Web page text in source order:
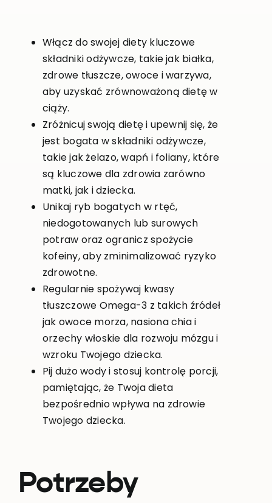
Włącz do swojej diety kluczowe
składniki odżywcze, takie jak białka,
zdrowe tłuszcze, owoce i warzywa,
aby uzyskać zrównoważoną dietę w
ciąży.
Zróżnicuj swoją dietę i upewnij się, że
jest bogata w składniki odżywcze,
takie jak żelazo, wapń i foliany, które
są kluczowe dla zdrowia zarówno
matki, jak i dziecka.
Unikaj ryb bogatych w rtęć,
niedogotowanych lub surowych
potraw oraz ogranicz spożycie
kofeiny, aby zminimalizować ryzyko
zdrowotne.
Regularnie spożywaj kwasy
tłuszczowe Omega-3 z takich źródeł
jak owoce morza, nasiona chia i
orzechy włoskie dla rozwoju mózgu i
wzroku Twojego dziecka.
Pij dużo wody i stosuj kontrolę porcji,
pamiętając, że Twoja dieta
bezpośrednio wpływa na zdrowie
Twojego dziecka.
Potrzeby